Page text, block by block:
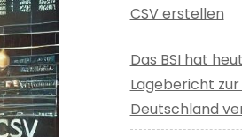
CSV erstellen
Das BSI hat
Lagebericht
Deutschland